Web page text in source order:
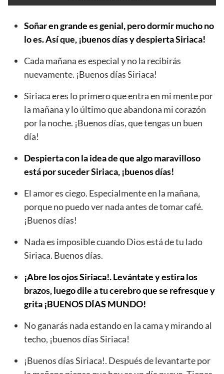
Soñar en grande es genial, pero dormir mucho no
lo es. Así que, ¡buenos días y despierta Siriaca!
Cada mañana es especial y no la recibirás
nuevamente. ¡Buenos días Siriaca!
Siriaca eres lo primero que entra en mi mente por
la mañana y lo último que abandona mi corazón
por la noche. ¡Buenos días, que tengas un buen
día!
Despierta con la idea de que algo maravilloso
está por suceder Siriaca, ¡buenos días!
El amor es ciego. Especialmente en la mañana,
porque no puedo ver nada antes de tomar café.
¡Buenos días!
Nada es imposible cuando Dios está de tu lado
Siriaca. Buenos días.
¡Abre los ojos Siriaca!. Levántate y estira los
brazos, luego dile a tu cerebro que se refresque y
grita ¡BUENOS DÍAS MUNDO!
No ganarás nada estando en la cama y mirando al
techo, ¡buenos días Siriaca!
¡Buenos días Siriaca!. Después de levantarte por